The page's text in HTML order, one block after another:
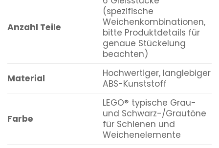
Anzahl Teile
(spezifische
Weichenkombinationen,
bitte Produktdetails für
genaue Stückelung
beachten)
Material
Hochwertiger, langlebiger
ABS-Kunststoff
Farbe
LEGO® typische Grau-
und Schwarz-/Grautöne
für Schienen und
Weichenelemente